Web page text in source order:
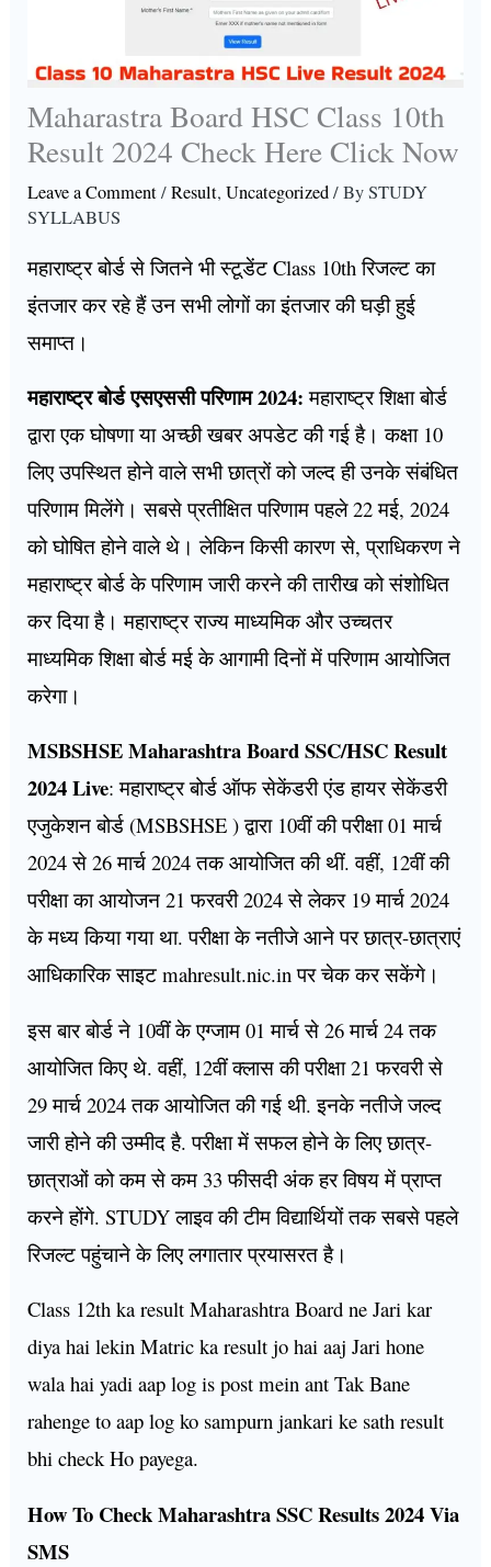
Maharastra Board HSC Class 10th
Result 2024 Check Here Click Now
Leave a Comment/Result,Uncategorized/ BySTUDY
SYLLABUS
महाराष्ट्र बोर्ड से जितने भी स्टूडेंट Class 10th रिजल्ट का
इंतजार कर रहे हैं उन सभी लोगों का इंतजार की घड़ी हुई
समाप्त।
महाराष्ट्र बोर्ड एसएससी परिणाम 2024: महाराष्ट्र शिक्षा बोर्ड
द्वारा एक घोषणा या अच्छी खबर अपडेट की गई है। कक्षा 10
लिए उपस्थित होने वाले सभी छात्रों को जल्द ही उनके संबंधित
परिणाम मिलेंगे। सबसे प्रतीक्षित परिणाम पहले 22 मई, 2024
को घोषित होने वाले थे। लेकिन किसी कारण से, प्राधिकरण ने
महाराष्ट्र बोर्ड के परिणाम जारी करने की तारीख को संशोधित
कर दिया है। महाराष्ट्र राज्य माध्यमिक और उच्चतर
माध्यमिक शिक्षा बोर्ड मई के आगामी दिनों में परिणाम आयोजित
करेगा।
MSBSHSE Maharashtra Board SSC/HSC Result
2024 Live: महाराष्ट्र बोर्ड ऑफ सेकेंडरी एंड हायर सेकेंडरी
एजुकेशन बोर्ड (MSBSHSE ) द्वारा 10वीं की परीक्षा 01 मार्च
2024 से 26 मार्च 2024 तक आयोजित की थीं. वहीं, 12वीं की
परीक्षा का आयोजन 21 फरवरी 2024 से लेकर 19 मार्च 2024
के मध्य किया गया था. परीक्षा के नतीजे आने पर छात्र-छात्राएं
आधिकारिक साइट mahresult.nic.in पर चेक कर सकेंगे।
इस बार बोर्ड ने 10वीं के एग्जाम 01 मार्च से 26 मार्च 24 तक
आयोजित किए थे. वहीं, 12वीं क्लास की परीक्षा 21 फरवरी से
29 मार्च 2024 तक आयोजित की गई थी. इनके नतीजे जल्द
जारी होने की उम्मीद है. परीक्षा में सफल होने के लिए छात्र-
छात्राओं को कम से कम 33 फीसदी अंक हर विषय में प्राप्त
करने होंगे. STUDY लाइव की टीम विद्यार्थियों तक सबसे पहले
रिजल्ट पहुंचाने के लिए लगातार प्रयासरत है।
Class 12th ka result Maharashtra Board ne Jari kar
diya hai lekin Matric ka result jo hai aaj Jari hone
wala hai yadi aap log is post mein ant Tak Bane
rahenge to aap log ko sampurn jankari ke sath result
bhi check Ho payega.
How To Check Maharashtra SSC Results 2024 Via
SMS